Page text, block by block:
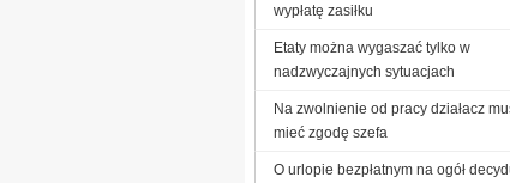
wypłatę zasiłku
Etaty można wygaszać tylko w
nadzwyczajnych sytuacjach
Na zwolnienie od pracy działacz
mieć zgodę szefa
O urlopie bezpłatnym na ogół